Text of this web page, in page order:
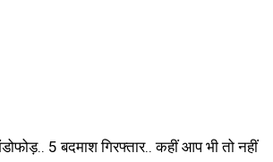
5 बदमाश गिरफ्तार.. कहीं आप भी तो नहीं